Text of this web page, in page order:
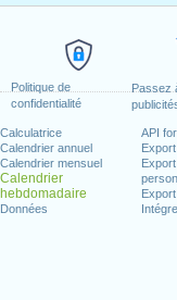
Politique de
confidentialité
Passez
Calculatrice
Calendrier annuel
Calendrier mensuel
Calendrier
hebdomadaire
Données
API